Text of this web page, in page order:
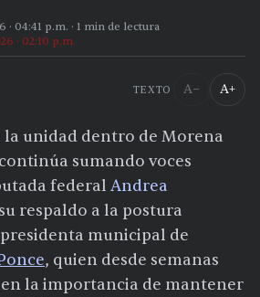
· 04:41 p.m. · 1 min de lectura
· 02:10 p.m.
TEXTO A− A+
unidad dentro de Morena
continúa sumando voces
federal Andrea
respaldo a la postura
municipal de
, quien desde semanas
la importancia de mantener